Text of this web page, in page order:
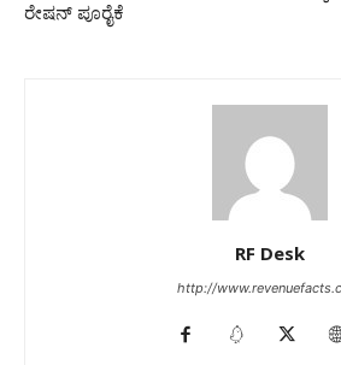
ರೇಷನ್ ಪೂರೈಕೆ
RF Desk
http://